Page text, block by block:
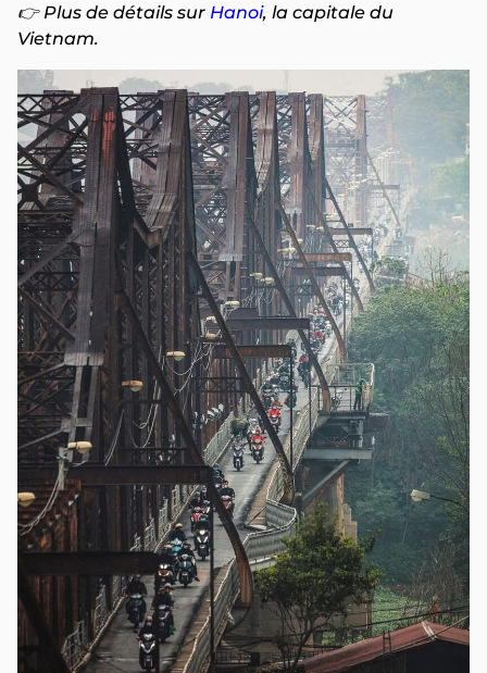
👉 Plus de détails sur Hanoi, la capitale du
Vietnam.